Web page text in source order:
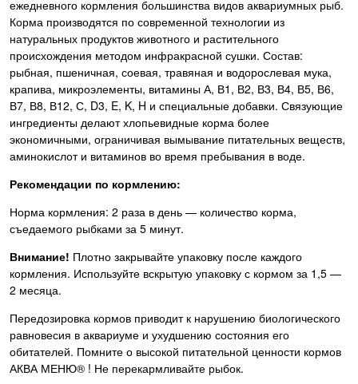
ежедневного кормления большинства видов аквариумных рыб.
Корма производятся по современной технологии из
натуральных продуктов животного и растительного
происхождения методом инфракрасной сушки. Состав:
рыбная, пшеничная, соевая, травяная и водорослевая мука,
крапива, микроэлементы, витамины А, В1, В2, В3, В4, В5, В6,
В7, В8, В12, С, D3, E, K, H и специальные добавки. Связующие
ингредиенты делают хлопьевидные корма более
экономичными, ограничивая вымывание питательных веществ,
аминокислот и витаминов во время пребывания в воде.
Рекомендации по кормлению:
Норма кормления: 2 раза в день — количество корма,
съедаемого рыбками за 5 минут.
Внимание! Плотно закрывайте упаковку после каждого
кормления. Используйте вскрытую упаковку с кормом за 1,5 —
2 месяца.
Передозировка кормов приводит к нарушению биологического
равновесия в аквариуме и ухудшению состояния его
обитателей. Помните о высокой питательной ценности кормов
АКВА МЕНЮ® ! Не перекармливайте рыбок.